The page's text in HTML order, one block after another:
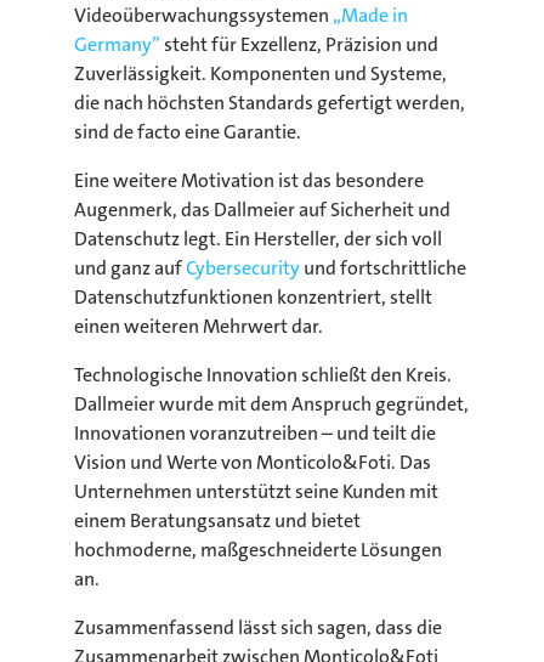
Videoüberwachungssystemen „Made in
Germany”steht für Exzellenz, Präzision und
Zuverlässigkeit. Komponenten und Systeme,
die nach höchsten Standards gefertigt werden,
sind de facto eine Garantie.
Eine weitere Motivation ist das besondere
Augenmerk, das Dallmeier auf Sicherheit und
Datenschutz legt. Ein Hersteller, der sich voll
und ganz aufCybersecurityund fortschrittliche
Datenschutzfunktionen konzentriert, stellt
einen weiteren Mehrwert dar.
Technologische Innovation schließt den Kreis.
Dallmeier wurde mit dem Anspruch gegründet,
Innovationen voranzutreiben – und teilt die
Vision und Werte von Monticolo&Foti. Das
Unternehmen unterstützt seine Kunden mit
einem Beratungsansatz und bietet
hochmoderne, maßgeschneiderte Lösungen
an.
Zusammenfassend lässt sich sagen, dass die
Zusammenarbeit zwischen Monticolo&Foti